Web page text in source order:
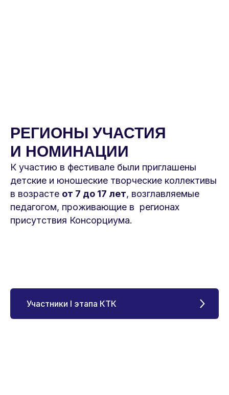
РЕГИОНЫ УЧАСТИЯ
И НОМИНАЦИИ
К участию в фестивале были приглашены
детские и юношеские творческие коллективы
в возрасте от 7 до 17 лет, возглавляемые
педагогом, проживающие в регионах
присутствия Консорциума.
Участники I этапа КТК